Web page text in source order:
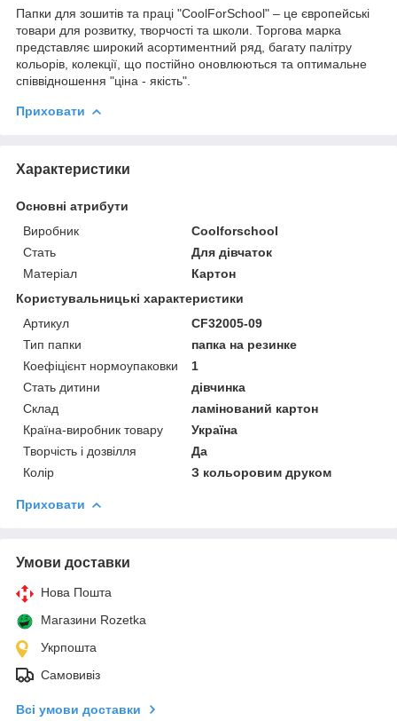
Папки для зошитів та праці "CoolForSchool" – це європейські
товари для розвитку, творчості та школи. Торгова марка
представляє широкий асортиментний ряд, багату палітру
кольорів, колекції, що постійно оновлюються та оптимальне
співвідношення "ціна - якість".
Приховати
Характеристики
Основні атрибути
Виробник
Coolforschool
Стать
Для дівчаток
Матеріал
Картон
Користувальницькі характеристики
Артикул
CF32005-09
Тип папки
папка на резинке
Коефіцієнт нормоупаковки
1
Стать дитини
дівчинка
Склад
ламінований картон
Країна-виробник товару
Україна
Творчість і дозвілля
Да
Колір
З кольоровим друком
Приховати
Умови доставки
Нова Пошта
Магазини Rozetka
Укрпошта
Самовивіз
Всі умови доставки